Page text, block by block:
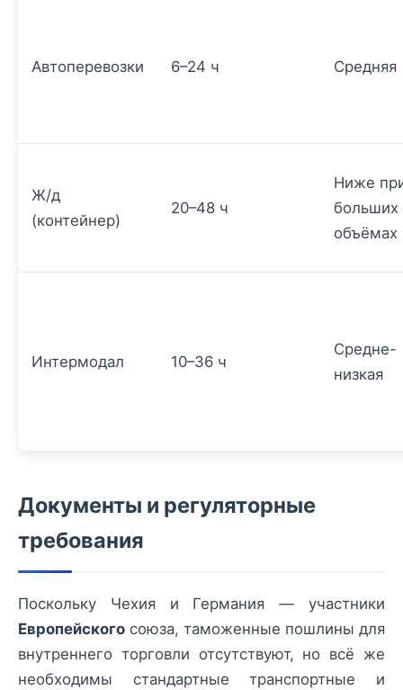
Автоперевозки 6–24 ч Средняя
Ж/д
(контейнер)
20–48 ч
Ниже
больших
объёмах
Интермодал 10–36 ч
Средне-
низкая
Документы и регуляторные
требования
Поскольку Чехия и Германия — участники
Европейского союза, таможенные пошлины для
внутреннего торговли отсутствуют, но всё же
необходимы стандартные транспортные и